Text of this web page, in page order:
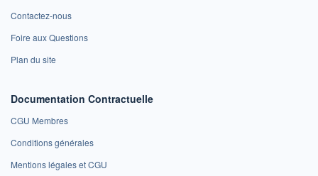
Contactez-nous
Foire aux Questions
Plan du site
Documentation Contractuelle
CGU Membres
Conditions générales
Mentions légales et CGU